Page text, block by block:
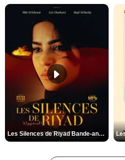
Les Silences de Riyad Bande-annonce VO STFR